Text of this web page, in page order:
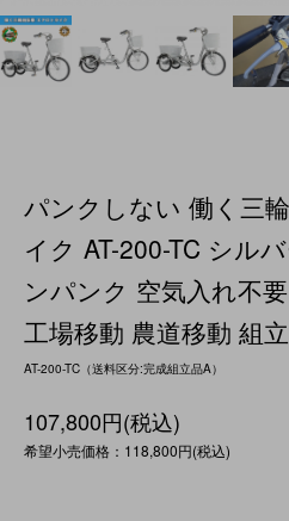
パンクしない 働く三
イク AT-200-TC シル
ンパンク 空気入れ不
工場移動 農道移動 組
AT-200-TC（送料区分:完成組立品A）
107,800円(税込)
希望小売価格：118,800円(税込)